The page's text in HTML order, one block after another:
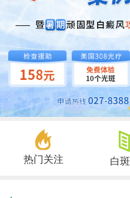
热门关注 白